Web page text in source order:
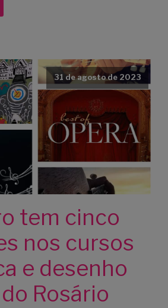
31 de agosto de 2023
tem cinco
nos cursos
e desenho
Rosário